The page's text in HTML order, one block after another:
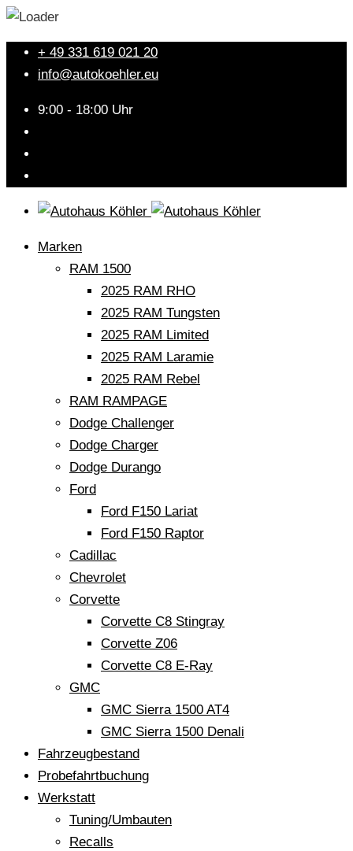
+ 49 331 619 021 20
info@autokoehler.eu
9:00 - 18:00 Uhr
Marken
RAM 1500
2025 RAM RHO
2025 RAM Tungsten
2025 RAM Limited
2025 RAM Laramie
2025 RAM Rebel
RAM RAMPAGE
Dodge Challenger
Dodge Charger
Dodge Durango
Ford
Ford F150 Lariat
Ford F150 Raptor
Cadillac
Chevrolet
Corvette
Corvette C8 Stingray
Corvette Z06
Corvette C8 E-Ray
GMC
GMC Sierra 1500 AT4
GMC Sierra 1500 Denali
Fahrzeugbestand
Probefahrtbuchung
Werkstatt
Tuning/Umbauten
Recalls